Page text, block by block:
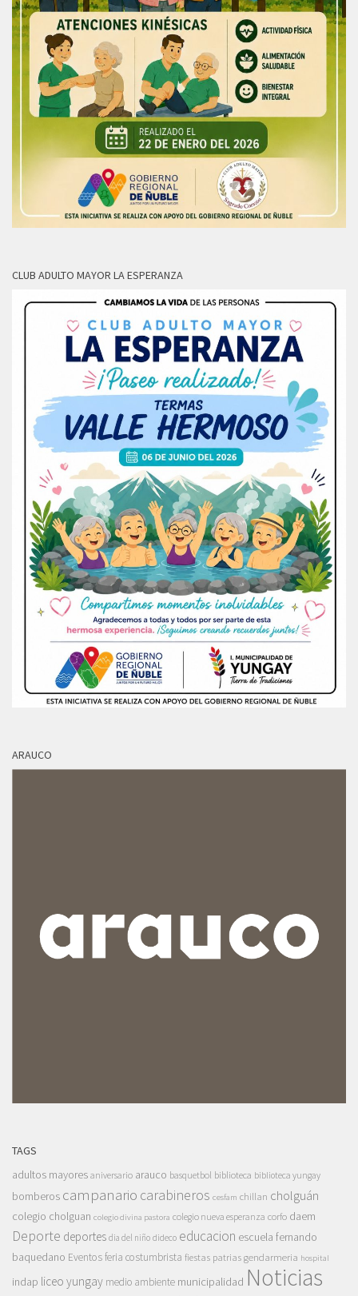
CLUB ADULTO MAYOR LA ESPERANZA
ARAUCO
TAGS
adultos mayores aniversario arauco basquetbol biblioteca biblioteca yungay
bomberos campanario carabineros cesfam chillan cholguán
colegio cholguan colegio divina pastora colegio nueva esperanza corfo daem
Deporte deportes dia del niño dideco educacion escuela fernando
baquedano Eventosferia costumbrista fiestas patrias gendarmeria hospital
indap liceo yungay medio ambiente municipalidad Noticias